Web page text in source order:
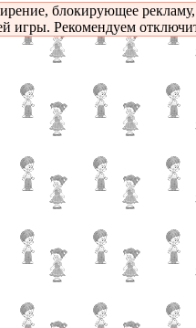
блокирующее
игры. Рекомендуем